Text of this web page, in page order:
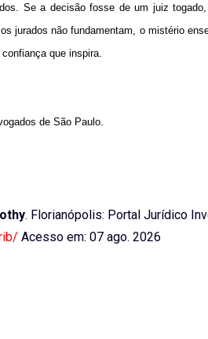
Se a decisão fosse de um juiz
jurados não fundamentam, o mistério
que inspira.
de São Paulo.
. Florianópolis: Portal Jurídico
Acesso em: 07 ago. 2026